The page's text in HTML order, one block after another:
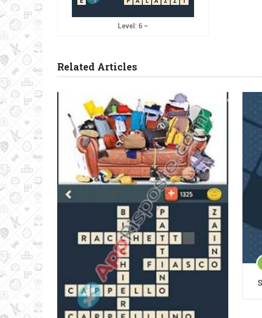
Level: 6 –
Related Articles